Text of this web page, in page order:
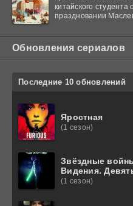
китайского
праздновании
Обновления сериалов
Последние 10 обновлений
Яростная
(1 сезон)
Звёздные
Видения.
джедай
(1 сезон)